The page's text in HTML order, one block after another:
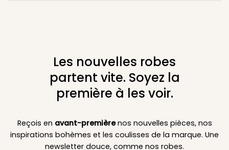
Les nouvelles robes
partent vite. Soyez la
première à les voir.
Reçois en avant-premièrenos nouvelles pièces, nos
inspirations bohèmes et les coulisses de la marque. Une
newsletter douce, comme nos robes.